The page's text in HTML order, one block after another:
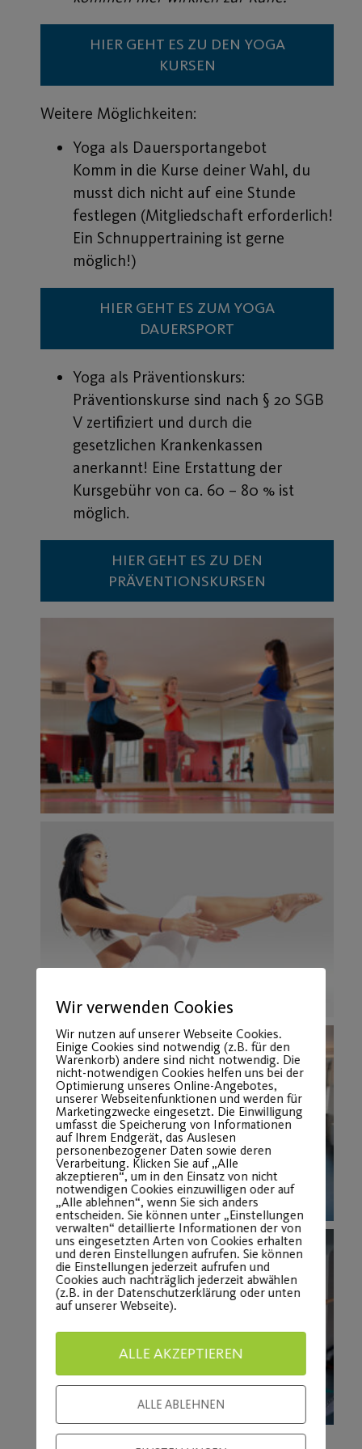
HIER GEHT ES ZU DEN YOGA
KURSEN
Weitere Möglichkeiten:
Yoga als Dauersportangebot
Komm in die Kurse deiner Wahl, du
musst dich nicht auf eine Stunde
festlegen (Mitgliedschaft erforderlich!
Ein Schnuppertraining ist gerne
möglich!)
HIER GEHT ES ZUM YOGA
DAUERSPORT
Yoga als Präventionskurs:
Präventionskurse sind nach § 20 SGB
V zertifiziert und durch die
gesetzlichen Krankenkassen
anerkannt! Eine Erstattung der
Kursgebühr von ca. 60 – 80 % ist
möglich.
HIER GEHT ES ZU DEN
PRÄVENTIONSKURSEN
Wir verwenden Cookies
Wir nutzen auf unserer Webseite Cookies.
Einige Cookies sind notwendig (z.B. für den
Warenkorb) andere sind nicht notwendig. Die
nicht-notwendigen Cookies helfen uns bei der
Optimierung unseres Online-Angebotes,
unserer Webseitenfunktionen und werden für
Marketingzwecke eingesetzt. Die Einwilligung
umfasst die Speicherung von Informationen
auf Ihrem Endgerät, das Auslesen
personenbezogener Daten sowie deren
Verarbeitung. Klicken Sie auf „Alle
akzeptieren“, um in den Einsatz von nicht
notwendigen Cookies einzuwilligen oder auf
„Alle ablehnen“, wenn Sie sich anders
entscheiden. Sie können unter „Einstellungen
verwalten“ detaillierte Informationen der von
uns eingesetzten Arten von Cookies erhalten
und deren Einstellungen aufrufen. Sie können
die Einstellungen jederzeit aufrufen und
Cookies auch nachträglich jederzeit abwählen
(z.B. in der Datenschutzerklärung oder unten
auf unserer Webseite).
ALLE AKZEPTIEREN
ALLE ABLEHNEN